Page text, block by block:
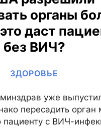
органы
даст
без ВИЧ?
ЗДОРОВЬЕ
уже
пересадить
пациенту с ВИЧ-